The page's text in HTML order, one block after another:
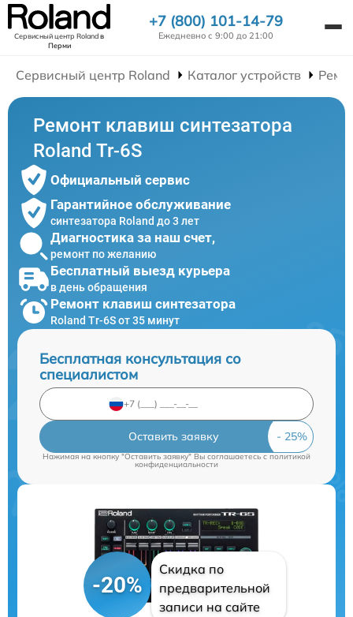
Сервисный центр Rolandв
Перми
+7 (800) 101-14-79
Ежедневно с 9:00 до 21:00
Сервисный центр Roland Каталог устройств
Ремонт клавиш синтезатора
Roland Tr-6S
Официальный сервис
Гарантийное обслуживание
синтезатора Roland до 3 лет
Диагностика за наш счет,
ремонт по желанию
Бесплатный выезд курьера
в день обращения
Ремонт клавиш синтезатора
Roland Tr-6S от 35 минут
Бесплатная консультация со
специалистом
Оставить заявку
Нажимая на кнопку "Оставить заявку" Вы соглашаетесь cполитикой
конфиденциальности
-20%
Скидка по
предварительной
записи на сайте